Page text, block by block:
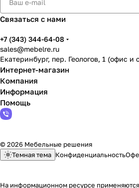
Связаться с нами
+7 (343) 344-64-08
sales@mebelre.ru
Екатеринбург, пер. Геологов, 1 (офис и
Интернет-магазин
Компания
Информация
Помощь
© 2026 Мебельные решения
Темная тема Конфиденциальность
На информационном ресурсе применяются